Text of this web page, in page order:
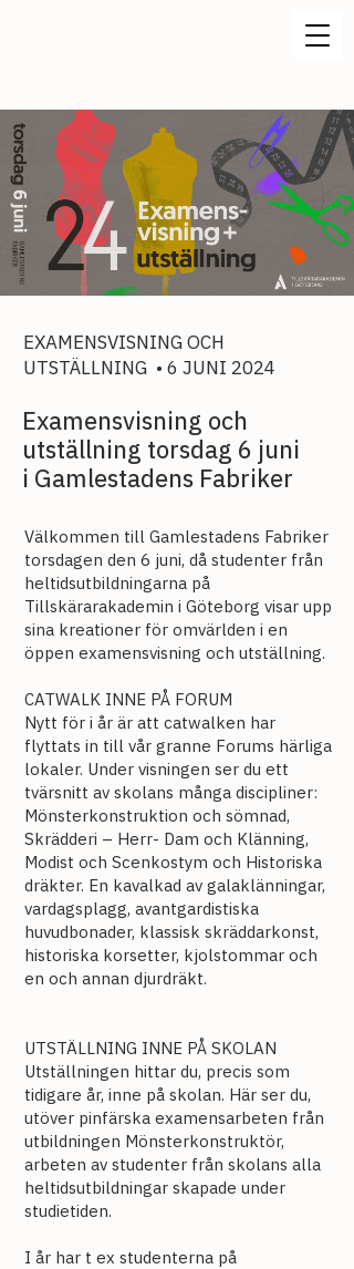
EXAMENSVISNING OCH
UTSTÄLLNING • 6 JUNI 2024
Examensvisning och
utställning torsdag 6 juni
i Gamlestadens Fabriker
Välkommen till Gamlestadens Fabriker
torsdagen den 6 juni, då studenter från
heltidsutbildningarna på
Tillskärarakademin i Göteborg visar upp
sina kreationer för omvärlden i en
öppen examensvisning och utställning.
CATWALK INNE PÅ FORUM
Nytt för i år är att catwalken har
flyttats in till vår granne Forums härliga
lokaler. Under visningen ser du ett
tvärsnitt av skolans många discipliner:
Mönsterkonstruktion och sömnad,
Skrädderi – Herr- Dam och Klänning,
Modist och Scenkostym och Historiska
dräkter. En kavalkad av galaklänningar,
vardagsplagg, avantgardistiska
huvudbonader, klassisk skräddarkonst,
historiska korsetter, kjolstommar och
en och annan djurdräkt.
UTSTÄLLNING INNE PÅ SKOLAN
Utställningen hittar du, precis som
tidigare år, inne på skolan. Här ser du,
utöver pinfärska examensarbeten från
utbildningen Mönsterkonstruktör,
arbeten av studenter från skolans alla
heltidsutbildningar skapade under
studietiden.
I år har t ex studenterna på